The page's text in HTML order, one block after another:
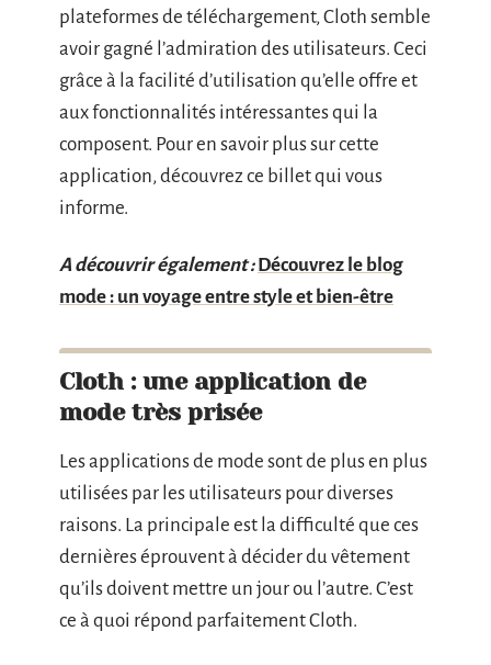
plateformes de téléchargement, Cloth semble
avoir gagné l’admiration des utilisateurs. Ceci
grâce à la facilité d’utilisation qu’elle offre et
aux fonctionnalités intéressantes qui la
composent. Pour en savoir plus sur cette
application, découvrez ce billet qui vous
informe.
A découvrir également : Découvrez le blog
mode : un voyage entre style et bien-être
Cloth : une application de
mode très prisée
Les applications de mode sont de plus en plus
utilisées par les utilisateurs pour diverses
raisons. La principale est la difficulté que ces
dernières éprouvent à décider du vêtement
qu’ils doivent mettre un jour ou l’autre. C’est
ce à quoi répond parfaitement Cloth.